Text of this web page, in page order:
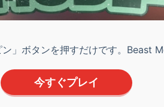
」ボタンを押すだけです。Beast
今すぐプレイ